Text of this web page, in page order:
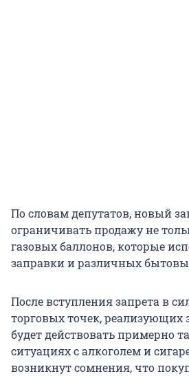
По словам депутатов, новый
ограничивать продажу не
газовых баллонов, которые
заправки и различных
После вступления запрета в
торговых точек, реализующих
будет действовать примерно
ситуациях с алкоголем и
возникнут сомнения, что